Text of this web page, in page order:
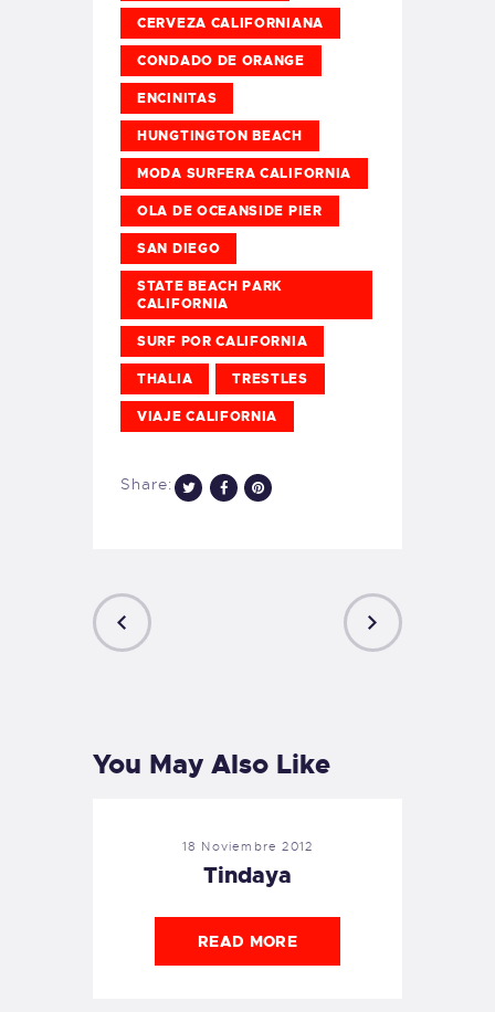
CERVEZA CALIFORNIANA
CONDADO DE ORANGE
ENCINITAS
HUNGTINGTON BEACH
MODA SURFERA CALIFORNIA
OLA DE OCEANSIDE PIER
SAN DIEGO
STATE BEACH PARK
CALIFORNIA
SURF POR CALIFORNIA
THALIA TRESTLES
VIAJE CALIFORNIA
Share:
You May Also Like
18 Noviembre 2012
Tindaya
READ MORE